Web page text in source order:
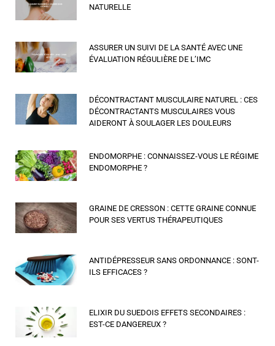
NATURELLE
ASSURER UN SUIVI DE LA SANTÉ AVEC UNE
ÉVALUATION RÉGULIÈRE DE L’IMC
DÉCONTRACTANT MUSCULAIRE NATUREL : CES
DÉCONTRACTANTS MUSCULAIRES VOUS
AIDERONT À SOULAGER LES DOULEURS
ENDOMORPHE : CONNAISSEZ-VOUS LE RÉGIME
ENDOMORPHE ?
GRAINE DE CRESSON : CETTE GRAINE CONNUE
POUR SES VERTUS THÉRAPEUTIQUES
ANTIDÉPRESSEUR SANS ORDONNANCE : SONT-
ILS EFFICACES ?
ELIXIR DU SUEDOIS EFFETS SECONDAIRES :
EST-CE DANGEREUX ?